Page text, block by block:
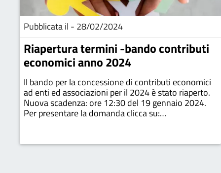
Pubblicata il - 28/02/2024
Riapertura termini -bando contributi
economici anno 2024
Il bando per la concessione di contributi economici
ad enti ed associazioni per il 2024 è stato riaperto.
Nuova scadenza: ore 12:30 del 19 gennaio 2024.
Per presentare la domanda clicca su: